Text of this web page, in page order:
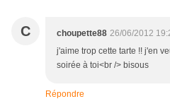
C choupette88 26/06/2012
j'aime trop cette tarte !! j'en
soirée à toi<br /> bisous
Répondre